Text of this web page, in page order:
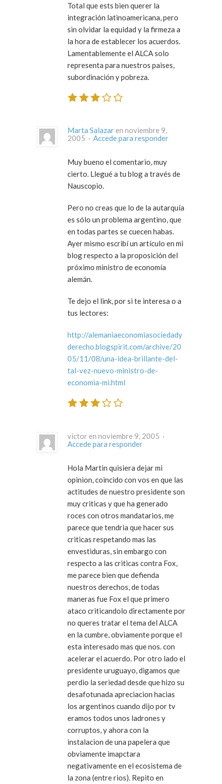
Total que ests bien querer la
integración latinoamericana, pero
sin olvidar la equidad y la firmeza a
la hora de establecer los acuerdos.
Lamentablemente el ALCA solo
representa para nuestros paises,
subordinación y pobreza.
Marta Salazar en noviembre 9,
2005 · Accede para responder
Muy bueno el comentario, muy
cierto. Llegué a tu blog a través de
Nauscopio.
Pero no creas que lo de la autarquía
es sólo un problema argentino, que
en todas partes se cuecen habas.
Ayer mismo escribí un artículo en mi
blog respecto a la proposición del
próximo ministro de economía
alemán.
Te dejo el link, por si te interesa o a
tus lectores:
http://alemaniaeconomiasociedady
derecho.blogspirit.com/archive/20
05/11/08/una-idea-brillante-del-
tal-vez-nuevo-ministro-de-
economia-mi.html
victor en noviembre 9, 2005 ·
Accede para responder
Hola Martin quisiera dejar mi
opinion, coincido con vos en que las
actitudes de nuestro presidente son
muy criticas y que ha generado
roces con otros mandatarios, me
parece que tendria que hacer sus
criticas respetando mas las
envestiduras, sin embargo con
respecto a las criticas contra Fox,
me parece bien que defienda
nuestros derechos, de todas
maneras fue Fox el que primero
ataco criticandolo directamente por
no queres tratar el tema del ALCA
en la cumbre, obviamente porque el
esta interesado mas que nos. con
acelerar el acuerdo. Por otro lado el
presidente uruguayo, digamos que
perdio la seriedad desde que hizo su
desafotunada apreciacion hacias
los argentinos cuando dijo por tv
eramos todos unos ladrones y
corruptos, y ahora con la
instalacion de una papelera que
obviamente imapctara
negativamente en el ecosistema de
la zona (entre rios). Repito en